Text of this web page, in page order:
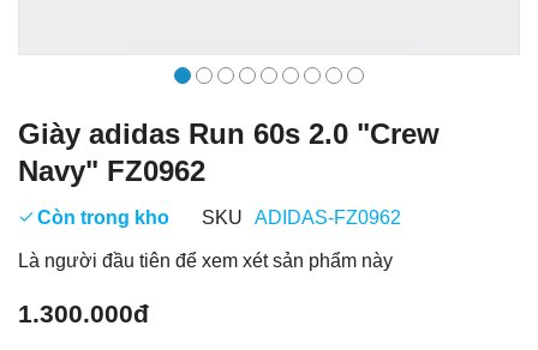
Giày adidas Run 60s 2.0 "Crew
Navy" FZ0962
Còn trong kho SKU ADIDAS-FZ0962
Là người đầu tiên để xem xét sản phẩm này
1.300.000đ